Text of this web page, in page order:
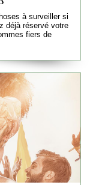
à surveiller si
déjà réservé votre
fiers de